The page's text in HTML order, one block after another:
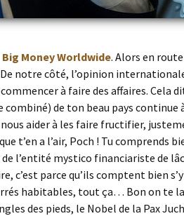
Big Money Worldwide. Alors en
notre côté, l’opinion
à faire des affaires. Cela
de ton beau pays continue
aider à les faire fructifier,
t’en a l’air, Poch ! Tu comprends
l’entité mystico financiariste de
c’est parce qu’ils comptent bien
habitables, tout ça… Bon on te
des pieds, le Nobel de la Pax